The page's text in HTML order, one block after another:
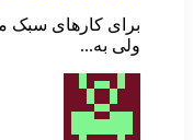
ولی به...